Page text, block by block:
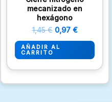
mecanizado en
hexágono
1,45€ 0,97 €
AÑADIR AL
CARRITO